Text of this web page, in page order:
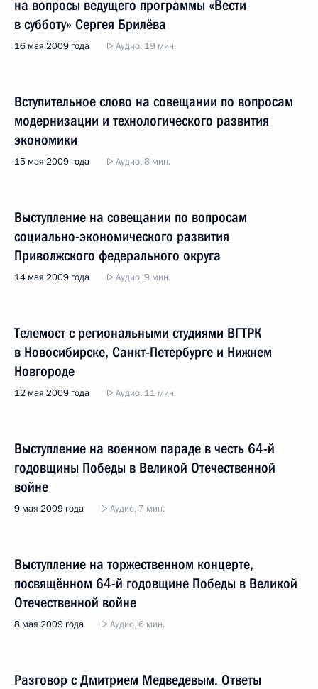
на вопросы ведущего программы «Вести
в субботу» Сергея Брилёва
16 мая 2009 года Аудио, 19 мин.
Вступительное слово на совещании по вопросам
модернизации и технологического развития
экономики
15 мая 2009 года Аудио, 8 мин.
Выступление на совещании по вопросам
социально-экономического развития
Приволжского федерального округа
14 мая 2009 года Аудио, 9 мин.
Телемост с региональными студиями ВГТРК
в Новосибирске, Санкт-Петербурге и Нижнем
Новгороде
12 мая 2009 года Аудио, 11 мин.
Выступление на военном параде в честь 64-й
годовщины Победы в Великой Отечественной
войне
9 мая 2009 года Аудио, 7 мин.
Выступление на торжественном концерте,
посвящённом 64-й годовщине Победы в Великой
Отечественной войне
8 мая 2009 года Аудио, 6 мин.
Разговор с Дмитрием Медведевым. Ответы